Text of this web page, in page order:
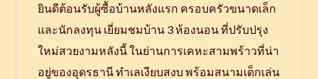
ยินดีต้อนรับผู้ซื้อบ้านหลังแรก ครอบครัวขนาดเล็ก
และนักลงทุน เยี่ยมชมบ้าน 3 ห้องนอน ที่ปรับปรุง
ใหม่สวยงามหลังนี้ ในย่านการเคหะสามพร้าวที่น่า
อยู่ของอุดรธานี ทำเลเงียบสงบ พร้อมสนามเด็กเล่น